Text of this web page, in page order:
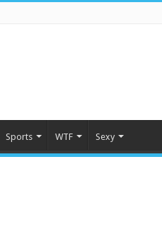
Sports WTF Sexy